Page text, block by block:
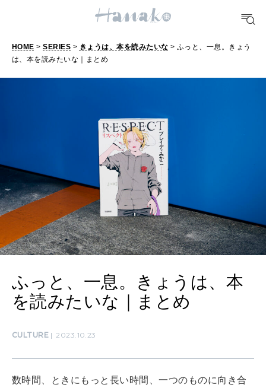
10 CATEGORIES
TRAVEL
どこ行く？
FORTUNE
明日のわたし
[12星座別] Weekly Holoscope
[12星座別] Monthly Love Holoscope
女神まり愛のタロットメッセージ
算命学がわかる今月のあなた
自分にやさしく
MAMA
HOME >SERIES > きょうは、本を読みたいな > ふっと、一息。きょう
は、本を読みたいな｜まとめ
ふっと、一息。きょうは、本
を読みたいな｜まとめ
CULTURE 2023.10.23
数時間、ときにもっと長い時間、一つのものに向き合